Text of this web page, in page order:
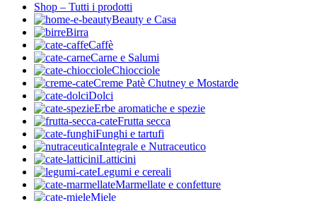
Shop – Tutti i prodotti
Beauty e Casa
Birra
Caffè
Carne e Salumi
Chiocciole
Creme Patè Chutney e Mostarde
Dolci
Erbe aromatiche e spezie
Frutta secca
Funghi e tartufi
Integrale e Nutraceutico
Latticini
Legumi e cereali
Marmellate e confetture
Miele